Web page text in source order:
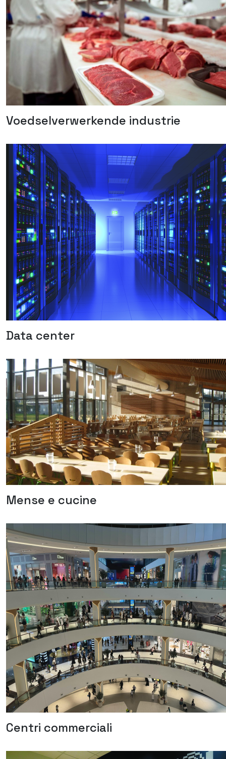
Voedselverwerkende industrie
Data center
Mense e cucine
Centri commerciali